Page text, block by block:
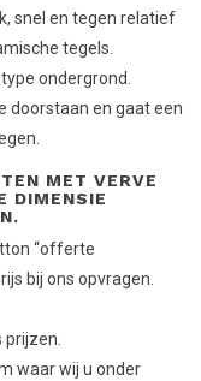
snel en tegen relatief
tegels.
ondergrond.
doorstaan en gaat een
MET VERVE
DIMENSIE
“offerte
bij ons opvragen.
prijzen.
waar wij u onder